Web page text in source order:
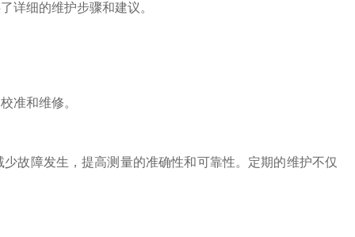
详细的维护步骤和建议。
准和维修。
障发生，提高测量的准确性和可靠性。定期的维护不仅